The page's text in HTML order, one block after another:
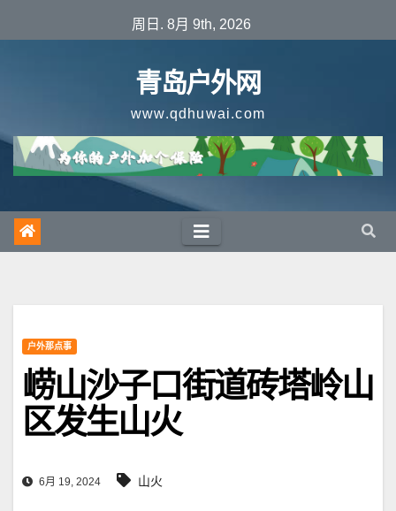
至
周日. 8月 9th, 2026
青岛户外网
www.qdhuwai.com
户外那点事
崂山沙子口街道砖塔岭山
区发生山火
6月 19, 2024 山火